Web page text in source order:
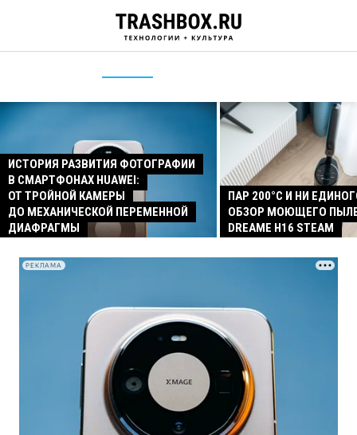
ИСТОРИЯ РАЗВИТИЯ ФОТОГРАФИИ
В СМАРТФОНАХ HUAWEI:
ОТ ТРОЙНОЙ КАМЕРЫ
ДО МЕХАНИЧЕСКОЙ ПЕРЕМЕННОЙ
ДИАФРАГМЫ
ПАР 200°C И НИ
ОБЗОР МОЮЩЕГО
DREAME H16 STEAM
РЕКЛАМА